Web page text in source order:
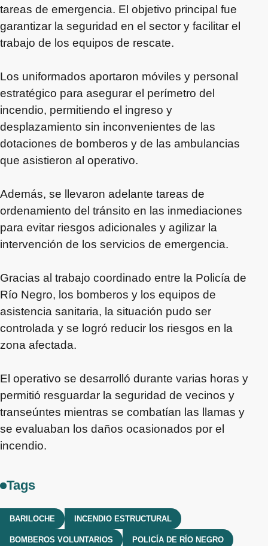
tareas de emergencia. El objetivo principal fue
garantizar la seguridad en el sector y facilitar el
trabajo de los equipos de rescate.
Los uniformados aportaron móviles y personal
estratégico para asegurar el perímetro del
incendio, permitiendo el ingreso y
desplazamiento sin inconvenientes de las
dotaciones de bomberos y de las ambulancias
que asistieron al operativo.
Además, se llevaron adelante tareas de
ordenamiento del tránsito en las inmediaciones
para evitar riesgos adicionales y agilizar la
intervención de los servicios de emergencia.
Gracias al trabajo coordinado entre la Policía de
Río Negro, los bomberos y los equipos de
asistencia sanitaria, la situación pudo ser
controlada y se logró reducir los riesgos en la
zona afectada.
El operativo se desarrolló durante varias horas y
permitió resguardar la seguridad de vecinos y
transeúntes mientras se combatían las llamas y
se evaluaban los daños ocasionados por el
incendio.
Tags
BARILOCHE INCENDIO ESTRUCTURAL
BOMBEROS VOLUNTARIOS POLICÍA DE RÍO NEGRO